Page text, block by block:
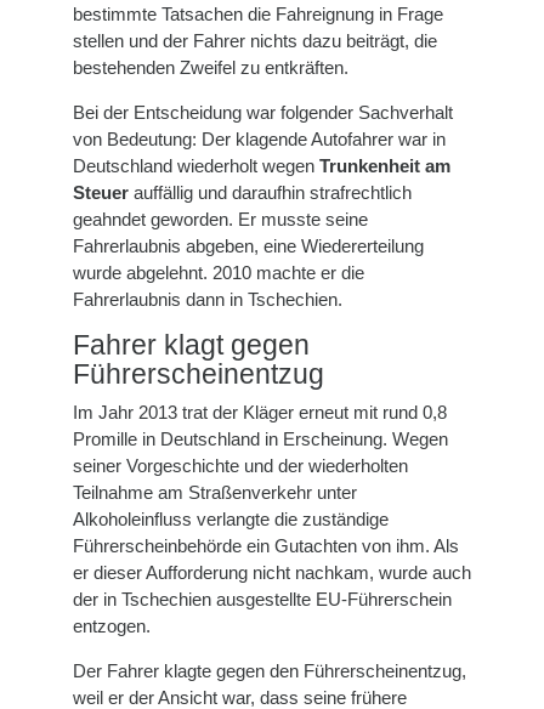
bestimmte Tatsachen die Fahreignung in Frage
stellen und der Fahrer nichts dazu beiträgt, die
bestehenden Zweifel zu entkräften.
Bei der Entscheidung war folgender Sachverhalt
von Bedeutung: Der klagende Autofahrer war in
Deutschland wiederholt wegen Trunkenheit am
Steuer auffällig und daraufhin strafrechtlich
geahndet geworden. Er musste seine
Fahrerlaubnis abgeben, eine Wiedererteilung
wurde abgelehnt. 2010 machte er die
Fahrerlaubnis dann in Tschechien.
Fahrer klagt gegen
Führerscheinentzug
Im Jahr 2013 trat der Kläger erneut mit rund 0,8
Promille in Deutschland in Erscheinung. Wegen
seiner Vorgeschichte und der wiederholten
Teilnahme am Straßenverkehr unter
Alkoholeinfluss verlangte die zuständige
Führerscheinbehörde ein Gutachten von ihm. Als
er dieser Aufforderung nicht nachkam, wurde auch
der in Tschechien ausgestellte EU-Führerschein
entzogen.
Der Fahrer klagte gegen den Führerscheinentzug,
weil er der Ansicht war, dass seine frühere